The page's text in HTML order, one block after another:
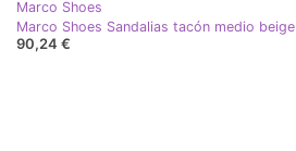
Marco Shoes
Marco Shoes Sandalias tacón medio beige
90,24 €